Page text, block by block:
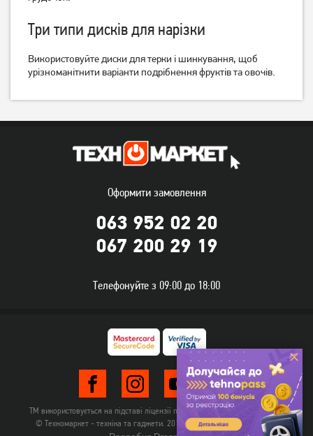
Блендер Sea Breeze SB-092 Блендер Zelmer ZHB4555S
2 229
Блендер Zelmer ZHB6500
2 909грн
Блендер Zelmer ZSB4850
Немає в наявності
Три типи дисків для нарізки
Використовуйте диски для терки і шинкування, щоб
урізноманітнити варіанти подрібнення фруктів та овочів.
Оформити замовлення
063 952 02 20
067 200 29 19
Телефонуйте з 09:00 до 18:00
ТМ використовується на підставі ліцензії правовласника TehnomarketLTD
© Техномаркет - техніка та гаджети. 2012-2026. Всі права захищені.